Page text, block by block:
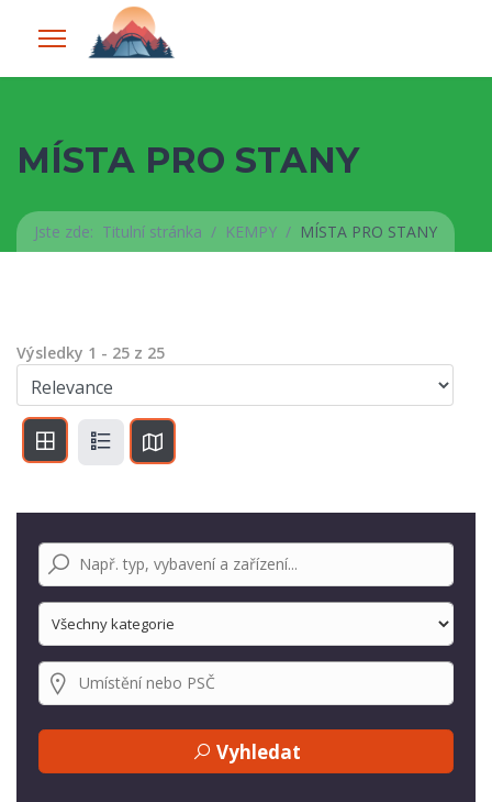
MÍSTA PRO STANY
Jste zde: Titulní stránka KEMPY MÍSTA PRO STANY
Výsledky 1 - 25 z 25
Vyhledat